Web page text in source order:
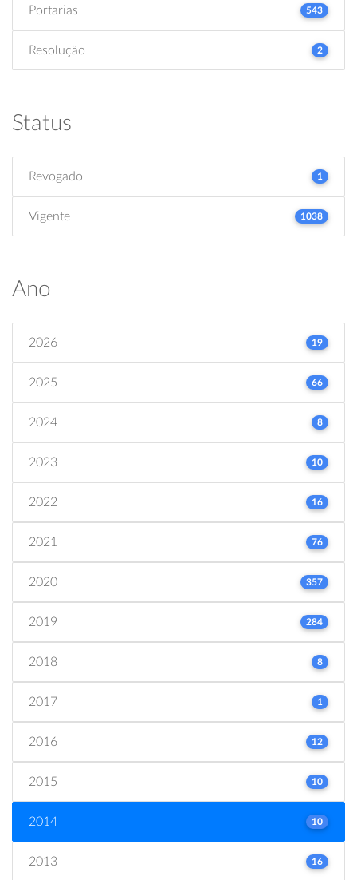
Portarias 543
Resolução 2
Status
Revogado 1
Vigente 1038
Ano
2026 19
2025 66
2024 8
2023 10
2022 16
2021 76
2020 357
2019 284
2018 8
2017 1
2016 12
2015 10
2014 10
2013 16